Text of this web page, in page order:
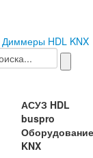
Диммеры HDL KNX
АСУЗ HDL
buspro
KNX